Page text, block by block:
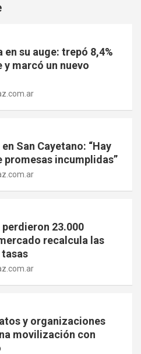
su auge: trepó 8,4%
marcó un nuevo
San Cayetano: “Hay
promesas incumplidas”
perdieron 23.000
recalcula las
y organizaciones
movilización con